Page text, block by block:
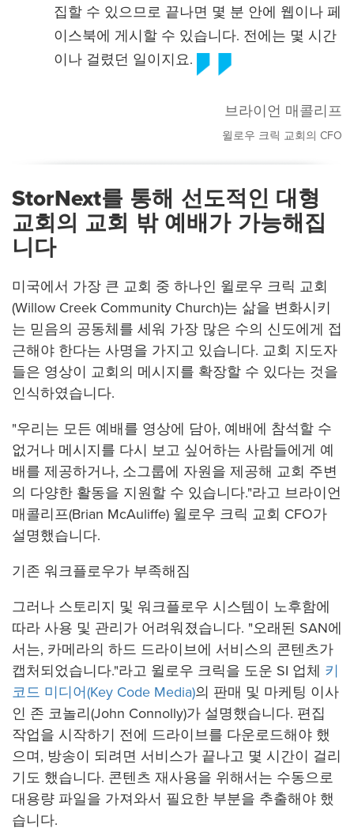
집할 수 있으므로 끝나면 몇 분 안에 웹이나 페
이스북에 게시할 수 있습니다. 전에는 몇 시간
이나 걸렸던 일이지요.
브라이언 매콜리프
윌로우 크릭 교회의 CFO
StorNext를 통해 선도적인 대형
교회의 교회 밖 예배가 가능해집
니다
미국에서 가장 큰 교회 중 하나인 윌로우 크릭 교회
(Willow Creek Community Church)는 삶을 변화시키
는 믿음의 공동체를 세워 가장 많은 수의 신도에게 접
근해야 한다는 사명을 가지고 있습니다. 교회 지도자
들은 영상이 교회의 메시지를 확장할 수 있다는 것을
인식하였습니다.
"우리는 모든 예배를 영상에 담아, 예배에 참석할 수
없거나 메시지를 다시 보고 싶어하는 사람들에게 예
배를 제공하거나, 소그룹에 자원을 제공해 교회 주변
의 다양한 활동을 지원할 수 있습니다."라고 브라이언
매콜리프(Brian McAuliffe) 윌로우 크릭 교회 CFO가
설명했습니다.
기존 워크플로우가 부족해짐
그러나 스토리지 및 워크플로우 시스템이 노후함에
따라 사용 및 관리가 어려워졌습니다. "오래된 SAN에
서는, 카메라의 하드 드라이브에 서비스의 콘텐츠가
캡처되었습니다."라고 윌로우 크릭을 도운 SI 업체 키
코드 미디어(Key Code Media)의 판매 및 마케팅 이사
인 존 코놀리(John Connolly)가 설명했습니다. 편집
작업을 시작하기 전에 드라이브를 다운로드해야 했
으며, 방송이 되려면 서비스가 끝나고 몇 시간이 걸리
기도 했습니다. 콘텐츠 재사용을 위해서는 수동으로
대용량 파일을 가져와서 필요한 부분을 추출해야 했
습니다.